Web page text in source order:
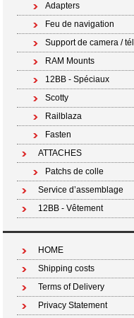
Adapters
Feu de navigation
Support de camera /
RAM Mounts
12BB - Spéciaux
Scotty
Railblaza
Fasten
ATTACHES
Patchs de colle
Service d’assemblage
12BB - Vêtement
HOME
Shipping costs
Terms of Delivery
Privacy Statement